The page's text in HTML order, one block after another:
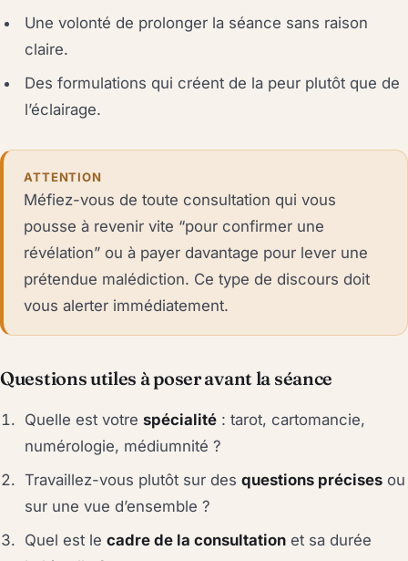
Une volonté de prolonger la séance sans raison
claire.
Des formulations qui créent de la peur plutôt que de
l’éclairage.
ATTENTION
Méfiez-vous de toute consultation qui vous
pousse à revenir vite “pour confirmer une
révélation” ou à payer davantage pour lever une
prétendue malédiction. Ce type de discours doit
vous alerter immédiatement.
Questions utiles à poser avant la séance
Quelle est votrespécialité : tarot, cartomancie,
numérologie, médiumnité ?
Travaillez-vous plutôt sur desquestions précises ou
sur une vue d’ensemble ?
Quel est lecadre de la consultation et sa durée